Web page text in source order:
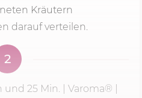
Kräutern
darauf verteilen.
2
und 25 Min. | Varoma® |